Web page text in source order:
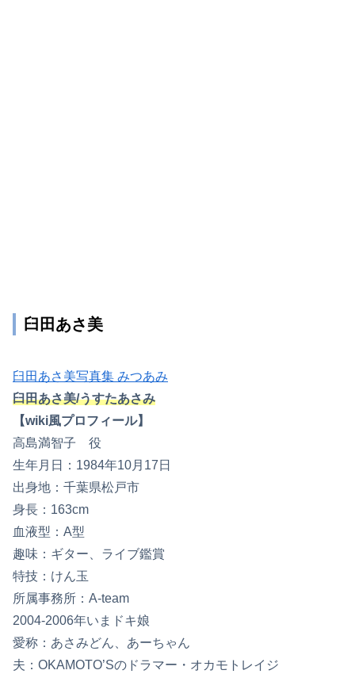
臼田あさ美
臼田あさ美写真集 みつあみ
臼田あさ美/うすたあさみ
【wiki風プロフィール】
高島満智子 役
生年月日：1984年10月17日
出身地：千葉県松戸市
身長：163cm
血液型：A型
趣味：ギター、ライブ鑑賞
特技：けん玉
所属事務所：A-team
2004-2006年いまドキ娘
愛称：あさみどん、あーちゃん
夫：OKAMOTO’Sのドラマー・オカモトレイジ